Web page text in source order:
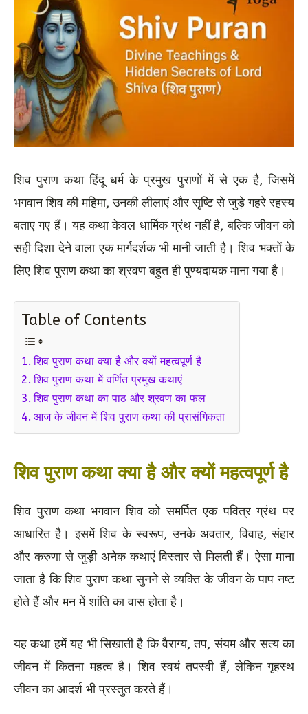
शिव पुराण कथा हिंदू धर्म के प्रमुख पुराणों में से एक है, जिसमें
भगवान शिव की महिमा, उनकी लीलाएं और सृष्टि से जुड़े गहरे रहस्य
बताए गए हैं। यह कथा केवल धार्मिक ग्रंथ नहीं है, बल्कि जीवन को
सही दिशा देने वाला एक मार्गदर्शक भी मानी जाती है। शिव भक्तों के
लिए शिव पुराण कथा का श्रवण बहुत ही पुण्यदायक माना गया है।
Table of Contents
शिव पुराण कथा क्या है और क्यों महत्वपूर्ण है
शिव पुराण कथा में वर्णित प्रमुख कथाएं
शिव पुराण कथा का पाठ और श्रवण का फल
आज के जीवन में शिव पुराण कथा की प्रासंगिकता
शिव पुराण कथा क्या है और क्यों महत्वपूर्ण है
शिव पुराण कथा भगवान शिव को समर्पित एक पवित्र ग्रंथ पर
आधारित है। इसमें शिव के स्वरूप, उनके अवतार, विवाह, संहार
और करुणा से जुड़ी अनेक कथाएं विस्तार से मिलती हैं। ऐसा माना
जाता है कि शिव पुराण कथा सुनने से व्यक्ति के जीवन के पाप नष्ट
होते हैं और मन में शांति का वास होता है।
यह कथा हमें यह भी सिखाती है कि वैराग्य, तप, संयम और सत्य का
जीवन में कितना महत्व है। शिव स्वयं तपस्वी हैं, लेकिन गृहस्थ
जीवन का आदर्श भी प्रस्तुत करते हैं।